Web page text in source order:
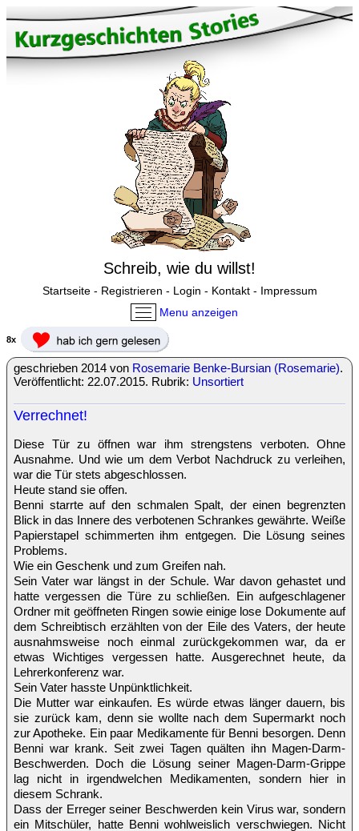
Schreib, wie du willst!
Startseite- Registrieren - Login - Kontakt- Impressum
Menu anzeigen
8x
geschrieben 2014 von Rosemarie Benke-Bursian (Rosemarie).
Veröffentlicht: 22.07.2015. Rubrik: Unsortiert
Verrechnet!
Diese Tür zu öffnen war ihm strengstens verboten. Ohne
Ausnahme. Und wie um dem Verbot Nachdruck zu verleihen,
war die Tür stets abgeschlossen.
Heute stand sie offen.
Benni starrte auf den schmalen Spalt, der einen begrenzten
Blick in das Innere des verbotenen Schrankes gewährte. Weiße
Papierstapel schimmerten ihm entgegen. Die Lösung seines
Problems.
Wie ein Geschenk und zum Greifen nah.
Sein Vater war längst in der Schule. War davon gehastet und
hatte vergessen die Türe zu schließen. Ein aufgeschlagener
Ordner mit geöffneten Ringen sowie einige lose Dokumente auf
dem Schreibtisch erzählten von der Eile des Vaters, der heute
ausnahmsweise noch einmal zurückgekommen war, da er
etwas Wichtiges vergessen hatte. Ausgerechnet heute, da
Lehrerkonferenz war.
Sein Vater hasste Unpünktlichkeit.
Die Mutter war einkaufen. Es würde etwas länger dauern, bis
sie zurück kam, denn sie wollte nach dem Supermarkt noch
zur Apotheke. Ein paar Medikamente für Benni besorgen. Denn
Benni war krank. Seit zwei Tagen quälten ihn Magen-Darm-
Beschwerden. Doch die Lösung seiner Magen-Darm-Grippe
lag nicht in irgendwelchen Medikamenten, sondern hier in
diesem Schrank.
Dass der Erreger seiner Beschwerden kein Virus war, sondern
ein Mitschüler, hatte Benni wohlweislich verschwiegen. Nicht